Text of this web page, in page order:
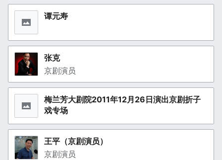
谭元寿
张克
京剧演员
梅兰芳大剧院2011年12月26日演出京剧折子
戏专场
王平（京剧演员）
京剧演员